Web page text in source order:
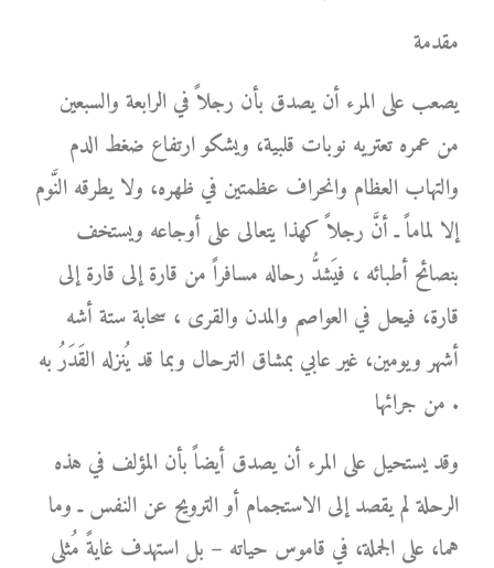
مقدمة
يصعب على المرء أن يصدق بأن رجلاً في الرابعة والسبعين
من عمره تعتريه نوبات قلبية، ويشكو ارتفاع ضغط الدم
والتهاب العظام وانحراف عظمتين في ظهره، ولا يطرقه النَّوم
إلا لماماً ـ أنَّ رجلاً كهذا يتعالى على أوجاعه ويستخف
بنصائح أطبائه ، فيَشدُّ رحاله مسافراً من قارة إلى قارة إلى
قارة، فيحل في العواصم والمدن والقرى ، سحابة ستة أشه
أشهر ويومين، غير عابي بمشاق الترحال وبما قد يُنزله القَدَرُ به
من جرائها .
وقد يستحيل على المرء أن يصدق أيضاً بأن المؤلف في هذه
الرحلة لم يقصد إلى الاستجمام أو الترويح عن النفس ـ وما
هما، على الجملة، في قاموس حياته – بل استهدف غايةً مُثلى